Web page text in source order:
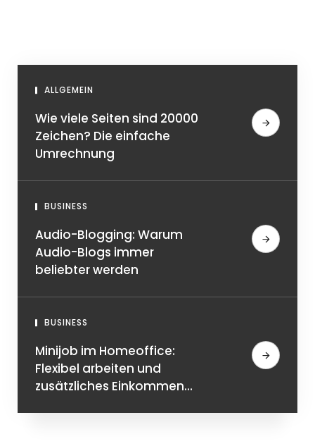
ALLGEMEIN
Wie viele Seiten sind 20000
Zeichen? Die einfache
Umrechnung
BUSINESS
Audio-Blogging: Warum
Audio-Blogs immer
beliebter werden
BUSINESS
Minijob im Homeoffice:
Flexibel arbeiten und
zusätzliches Einkommen